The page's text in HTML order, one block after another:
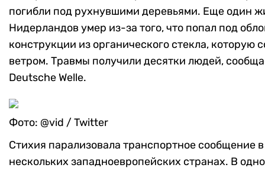
погибли под рухнувшими деревьями. Еще один
Нидерландов умер из-за того, что попал под
конструкции из органического стекла, которую
ветром. Травмы получили десятки людей,
Deutsche Welle.
Фото: @vid / Twitter
Стихия парализовала транспортное сообщение в
нескольких западноевропейских странах. В